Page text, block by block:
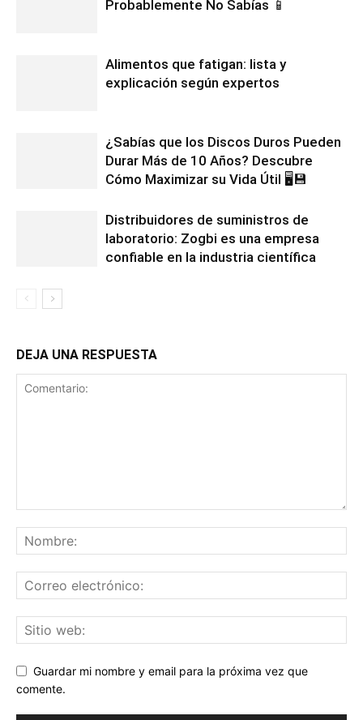
Probablemente No Sabías 📱
Alimentos que fatigan: lista y
explicación según expertos
¿Sabías que los Discos Duros Pueden
Durar Más de 10 Años? Descubre
Cómo Maximizar su Vida Útil 🖥️💾
Distribuidores de suministros de
laboratorio: Zogbi es una empresa
confiable en la industria científica
DEJA UNA RESPUESTA
Guardar mi nombre y email para la próxima vez que
comente.